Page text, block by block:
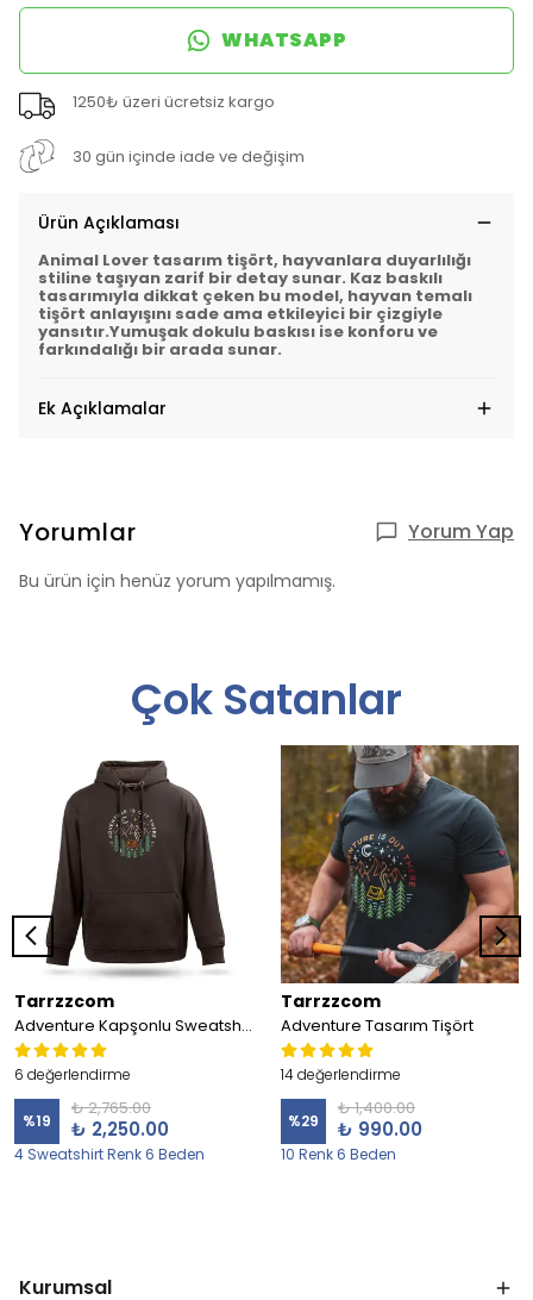
WHATSAPP
1250₺ üzeri ücretsiz kargo
30 gün içinde iade ve değişim
Ürün Açıklaması
Animal Lover tasarım tişört, hayvanlara duyarlılığı
stiline taşıyan zarif bir detay sunar. Kaz baskılı
tasarımıyla dikkat çeken bu model, hayvan temalı
tişört anlayışını sade ama etkileyici bir çizgiyle
yansıtır.Yumuşak dokulu baskısı ise konforu ve
farkındalığı bir arada sunar.
Ek Açıklamalar
Yorumlar Yorum Yap
Bu ürün için henüz yorum yapılmamış.
Çok Satanlar
Tarrzzcom
Adventure Kapşonlu Sweatshirt
6 değerlendirme
%19
₺ 2,765.00
₺ 2,250.00
4 Sweatshirt Renk 6 Beden
Tarrzzcom
Adventure Tasarım Tişört
14 değerlendirme
%29
₺ 1,400.00
₺ 990.00
10 Renk 6 Beden
Kurumsal